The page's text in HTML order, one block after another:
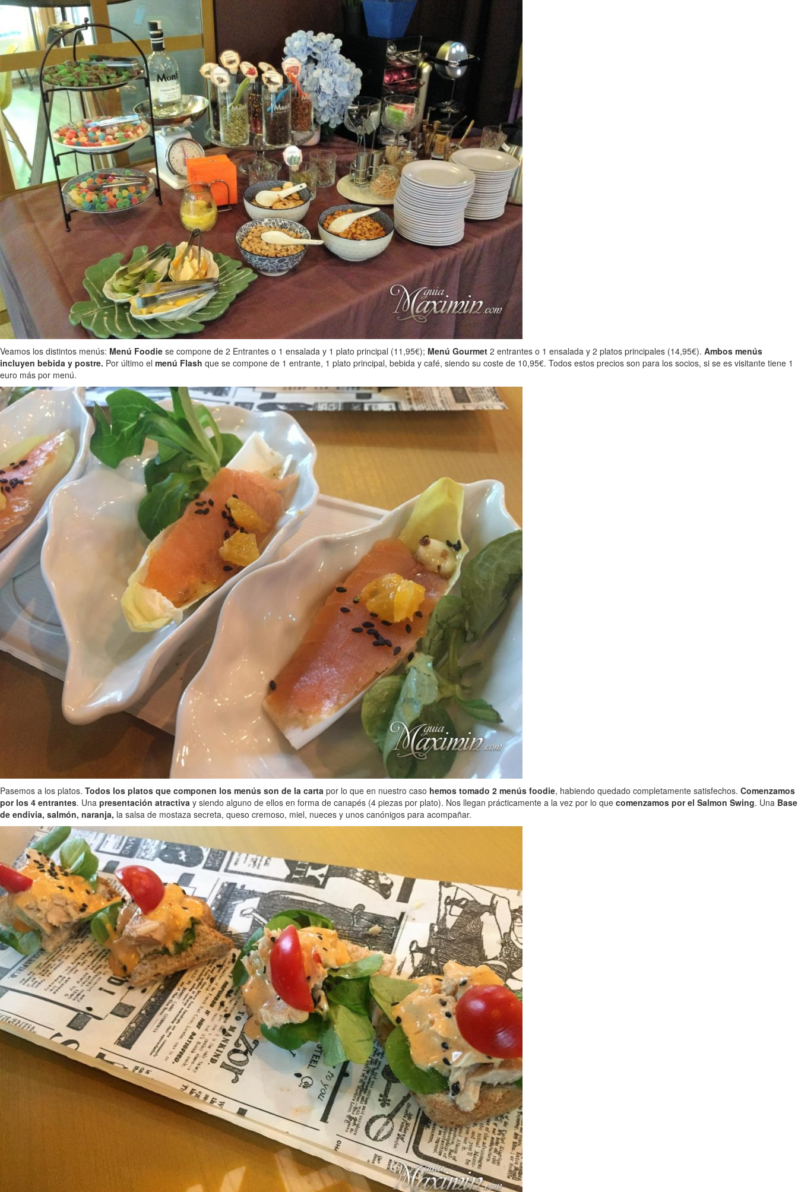
Veamos los distintos menús: Menú Foodie se compone de 2 Entrantes o 1 ensalada y 1 plato principal (11,95€); Menú Gourmet 2 entrantes o 1 ensalada y 2 platos principales (14,95€). Ambos menús
incluyen bebida y postre. Por último el menú Flash que se compone de 1 entrante, 1 plato principal, bebida y café, siendo su coste de 10,95€. Todos estos precios son para los socios, si se es visitante tiene 1
euro más por menú.
Pasemos a los platos. Todos los platos que componen los menús son de la carta por lo que en nuestro caso hemos tomado 2 menús foodie, habiendo quedado completamente satisfechos. Comenzamos
por los 4 entrantes. Una presentación atractiva y siendo alguno de ellos en forma de canapés (4 piezas por plato). Nos llegan prácticamente a la vez por lo que comenzamos por el Salmon Swing. Una Base
de endivia, salmón, naranja, la salsa de mostaza secreta, queso cremoso, miel, nueces y unos canónigos para acompañar.